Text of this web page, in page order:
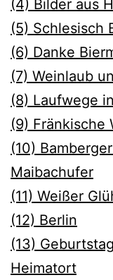
(4) Bilder aus
(5) Schlesisch
(6) Danke
(7) Weinlaub
(8) Laufwege
(9) Fränkische
(10)
Maibachufer
(11) Weißer
(12) Berlin
(13)
Heimatort